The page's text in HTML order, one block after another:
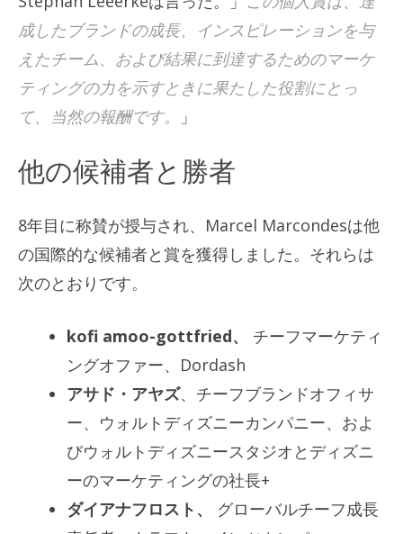
成したブランドの成長、インスピレーションを与
えたチーム、および結果に到達するためのマーケ
ティングの力を示すときに果たした役割にとっ
て、当然の報酬です。
」
他の候補者と勝者
8年目に称賛が授与され、Marcel Marcondesは他
の国際的な候補者と賞を獲得しました。それらは
次のとおりです。
kofi amoo-gottfried、 チーフマーケティ
ングオファー、Dordash
アサド・アヤズ、チーフブランドオフィサ
ー、ウォルトディズニーカンパニー、およ
びウォルトディズニースタジオとディズニ
ーのマーケティングの社長+
ダイアナフロスト、 グローバルチーフ成長